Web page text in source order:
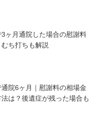
ヶ月通院した場合の慰謝料
ち打ちも解説
院6ヶ月｜慰謝料の相場金
は？後遺症が残った場合も